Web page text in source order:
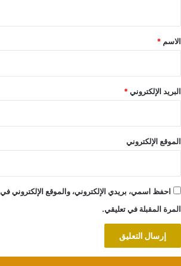
*
الاسم *
البريد الإلكتروني*
الموقع الإلكتروني
احفظ اسمي، بريدي الإلكتروني، والموقع الإلكتروني
المرة المقبلة في تعليقي.